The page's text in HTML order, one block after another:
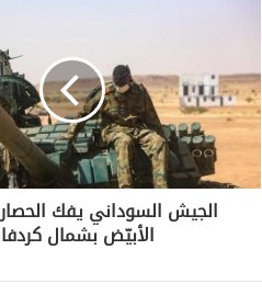
الجيش السوداني يفك
الأبيّض بشمال